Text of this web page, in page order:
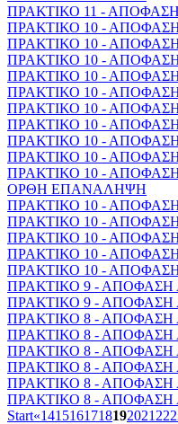
ΠΡΑΚΤΙΚΟ 11 - ΑΠΟΦΑΣΗ
ΠΡΑΚΤΙΚΟ 10 - ΑΠΟΦΑΣΗ
ΠΡΑΚΤΙΚΟ 10 - ΑΠΟΦΑΣΗ
ΠΡΑΚΤΙΚΟ 10 - ΑΠΟΦΑΣΗ
ΠΡΑΚΤΙΚΟ 10 - ΑΠΟΦΑΣΗ
ΠΡΑΚΤΙΚΟ 10 - ΑΠΟΦΑΣΗ
ΠΡΑΚΤΙΚΟ 10 - ΑΠΟΦΑΣΗ
ΠΡΑΚΤΙΚΟ 10 - ΑΠΟΦΑΣΗ
ΠΡΑΚΤΙΚΟ 10 - ΑΠΟΦΑΣΗ
ΠΡΑΚΤΙΚΟ 10 - ΑΠΟΦΑΣΗ
ΠΡΑΚΤΙΚΟ 10 - ΑΠΟΦΑΣΗ
ΟΡΘΗ ΕΠΑΝΑΛΗΨΗ
ΠΡΑΚΤΙΚΟ 10 - ΑΠΟΦΑΣΗ
ΠΡΑΚΤΙΚΟ 10 - ΑΠΟΦΑΣΗ
ΠΡΑΚΤΙΚΟ 10 - ΑΠΟΦΑΣΗ
ΠΡΑΚΤΙΚΟ 10 - ΑΠΟΦΑΣΗ
ΠΡΑΚΤΙΚΟ 10 - ΑΠΟΦΑΣΗ
ΠΡΑΚΤΙΚΟ 9 - ΑΠΟΦΑΣΗ
ΠΡΑΚΤΙΚΟ 9 - ΑΠΟΦΑΣΗ
ΠΡΑΚΤΙΚΟ 8 - ΑΠΟΦΑΣΗ
ΠΡΑΚΤΙΚΟ 8 - ΑΠΟΦΑΣΗ
ΠΡΑΚΤΙΚΟ 8 - ΑΠΟΦΑΣΗ
ΠΡΑΚΤΙΚΟ 8 - ΑΠΟΦΑΣΗ
ΠΡΑΚΤΙΚΟ 8 - ΑΠΟΦΑΣΗ
ΠΡΑΚΤΙΚΟ 8 - ΑΠΟΦΑΣΗ
Start«1415161718192021 22